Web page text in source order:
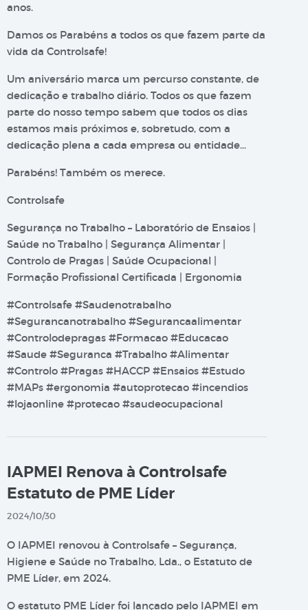
anos.
Damos os Parabéns a todos os que fazem parte da
vida da Controlsafe!
Um aniversário marca um percurso constante, de
dedicação e trabalho diário. Todos os que fazem
parte do nosso tempo sabem que todos os dias
estamos mais próximos e, sobretudo, com a
dedicação plena a cada empresa ou entidade…
Parabéns! Também os merece.
Controlsafe
Segurança no Trabalho – Laboratório de Ensaios |
Saúde no Trabalho | Segurança Alimentar |
Controlo de Pragas | Saúde Ocupacional |
Formação Profissional Certificada | Ergonomia
#Controlsafe #Saudenotrabalho
#Segurancanotrabalho #Segurancaalimentar
#Controlodepragas #Formacao #Educacao
#Saude #Seguranca #Trabalho #Alimentar
#Controlo #Pragas #HACCP #Ensaios #Estudo
#MAPs #ergonomia #autoprotecao #incendios
#lojaonline #protecao #saudeocupacional
IAPMEI Renova à Controlsafe
Estatuto de PME Líder
2024/10/30
O IAPMEI renovou à Controlsafe – Segurança,
Higiene e Saúde no Trabalho, Lda., o Estatuto de
PME Líder, em 2024.
O estatuto PME Líder foi lançado pelo IAPMEI em